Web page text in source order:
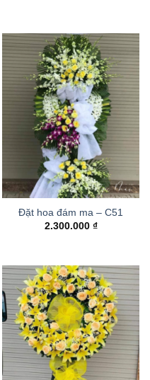
Đặt hoa đám ma – C51
2.300.000 ₫